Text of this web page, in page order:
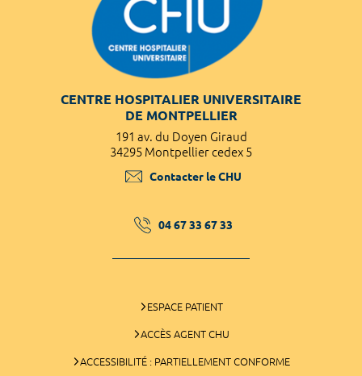
CENTRE HOSPITALIER UNIVERSITAIRE
DE MONTPELLIER
191 av. du Doyen Giraud
34295 Montpellier cedex 5
Contacter le CHU
04 67 33 67 33
ESPACE PATIENT
ACCÈS AGENT CHU
ACCESSIBILITÉ : PARTIELLEMENT CONFORME